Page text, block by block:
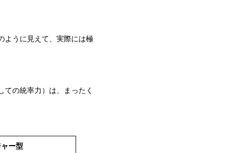
ように見えて、実際には極
の統率力）は、まったく
ー型